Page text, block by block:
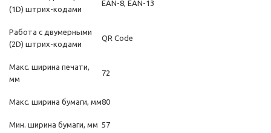
(1D) штрих-кодами
EAN-8, EAN-13
Работа с двумерными
(2D) штрих-кодами
QR Code
Макс. ширина печати,
мм
72
Макс. ширина бумаги, мм80
Мин. ширина бумаги, мм 57